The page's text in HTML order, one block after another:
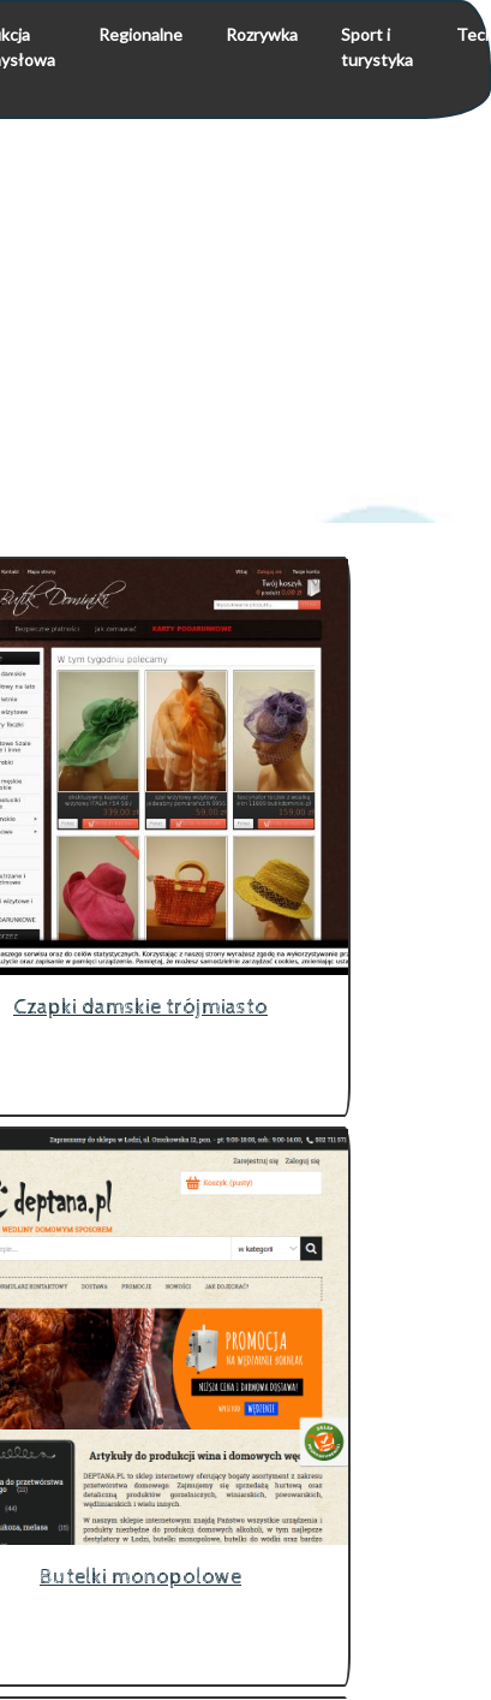
Regionalne Rozrywka
Sport i
turystyka
Czapki damskie trójmiasto
Butelki monopolowe